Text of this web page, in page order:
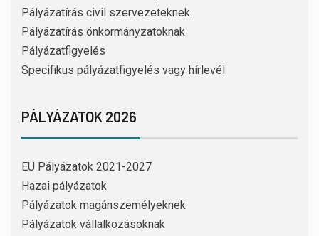
Pályázatírás civil szervezeteknek
Pályázatírás önkormányzatoknak
Pályázatfigyelés
Specifikus pályázatfigyelés vagy hírlevél
PÁLYÁZATOK 2026
EU Pályázatok 2021-2027
Hazai pályázatok
Pályázatok magánszemélyeknek
Pályázatok vállalkozásoknak